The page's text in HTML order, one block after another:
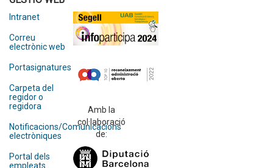
Intranet
Correu
electrònic web
Portasignatures
Carpeta del
regidor o
regidora
Notificacions/Comunicacions
electròniques
Portal dels
empleats
Amb la
col·laboració
de: